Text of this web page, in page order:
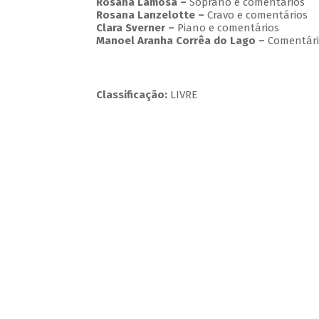
Rosana Lanzelotte – Cravo e comentários
Clara Sverner – Piano e comentários
Manoel Aranha Corrêa do Lago –
Classificação:LIVRE